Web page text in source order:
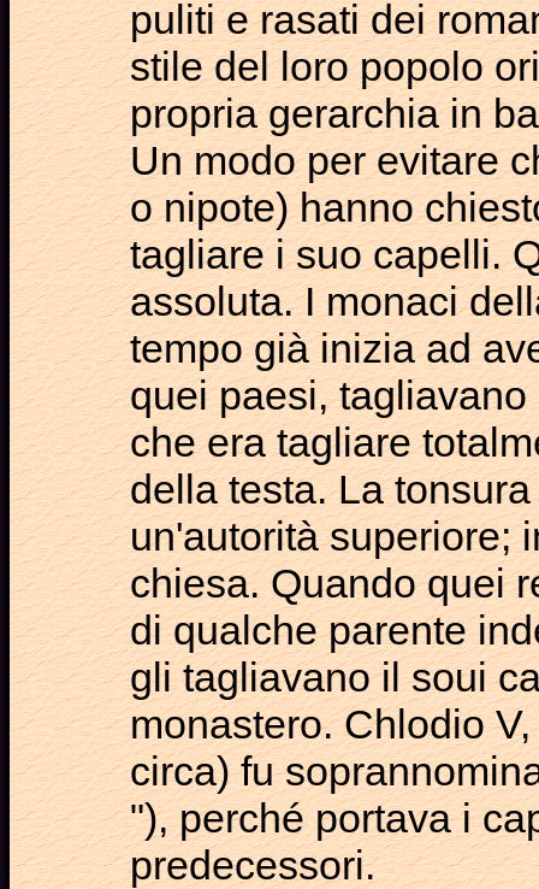
puliti e rasati dei
stile del loro popolo
propria gerarchia in
Un modo per evitare
o nipote) hanno
tagliare i suo capelli.
assoluta. I monaci
tempo già inizia ad
quei paesi,
che era tagliare
della testa. La
un'autorità superiore;
chiesa. Quando quei
di qualche parente
gli tagliavano il soui
monastero. Chlodio
circa) fu
"), perché portava i
predecessori.